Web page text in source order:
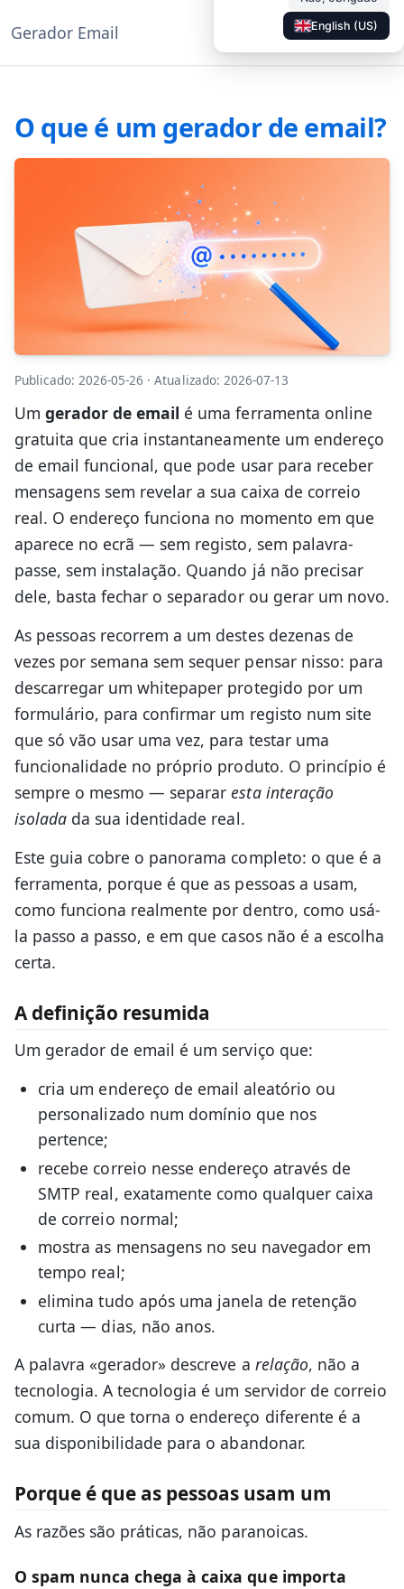
Gerador Email Documentação ◐ PT
English (US)
O que é um gerador de email?
Publicado: 2026-05-26 ·Atualizado: 2026-07-13
Umgerador de email é uma ferramenta online
gratuita que cria instantaneamente um endereço
de email funcional, que pode usar para receber
mensagens sem revelar a sua caixa de correio
real. O endereço funciona no momento em que
aparece no ecrã — sem registo, sem palavra-
passe, sem instalação. Quando já não precisar
dele, basta fechar o separador ou gerar um novo.
As pessoas recorrem a um destes dezenas de
vezes por semana sem sequer pensar nisso: para
descarregar um whitepaper protegido por um
formulário, para confirmar um registo num site
que só vão usar uma vez, para testar uma
funcionalidade no próprio produto. O princípio é
sempre o mesmo — separaresta interação
isolada da sua identidade real.
Este guia cobre o panorama completo: o que é a
ferramenta, porque é que as pessoas a usam,
como funciona realmente por dentro, como usá-
la passo a passo, e em que casos não é a escolha
certa.
A definição resumida
Um gerador de email é um serviço que:
cria um endereço de email aleatório ou
personalizado num domínio que nos
pertence;
recebe correio nesse endereço através de
SMTP real, exatamente como qualquer caixa
de correio normal;
mostra as mensagens no seu navegador em
tempo real;
elimina tudo após uma janela de retenção
curta — dias, não anos.
A palavra «gerador» descreve a relação, não a
tecnologia. A tecnologia é um servidor de correio
comum. O que torna o endereço diferente é a
sua disponibilidade para o abandonar.
Porque é que as pessoas usam um
As razões são práticas, não paranoicas.
O spam nunca chega à caixa que importa